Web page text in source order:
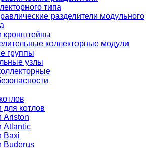
типа
разделители модульного
кронштейны
коллекторные модули
группы
узлы
для котлов
Ariston
Atlantic
Baxi
Buderus